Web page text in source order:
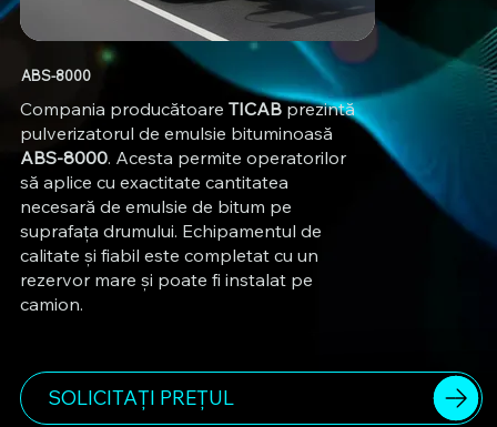
ABS-8000
Compania producătoareTICABprezintă
pulverizatorul de emulsie bituminoasă
ABS-8000. Acesta permite operatorilor
să aplice cu exactitate cantitatea
necesară de emulsie de bitum pe
suprafața drumului. Echipamentul de
calitate și fiabil este completat cu un
rezervor mare și poate fi instalat pe
camion.
SOLICITAȚI PREȚUL